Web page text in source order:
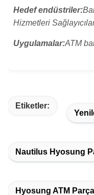
Hedef endüstriler:
Hizmetleri
Uygulamalar:ATM
Etiketler:
Nautilus Hyosung
Hyosung ATM